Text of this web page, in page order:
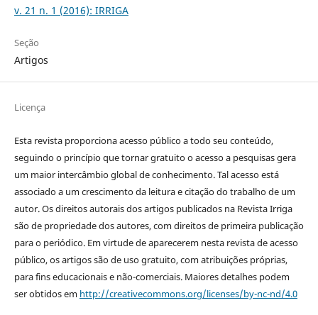
v. 21 n. 1 (2016): IRRIGA
Seção
Artigos
Licença
Esta revista proporciona acesso público a todo seu conteúdo,
seguindo o princípio que tornar gratuito o acesso a pesquisas gera
um maior intercâmbio global de conhecimento. Tal acesso está
associado a um crescimento da leitura e citação do trabalho de um
autor. Os direitos autorais dos artigos publicados na Revista Irriga
são de propriedade dos autores, com direitos de primeira publicação
para o periódico. Em virtude de aparecerem nesta revista de acesso
público, os artigos são de uso gratuito, com atribuições próprias,
para fins educacionais e não-comerciais. Maiores detalhes podem
ser obtidos em http://creativecommons.org/licenses/by-nc-nd/4.0